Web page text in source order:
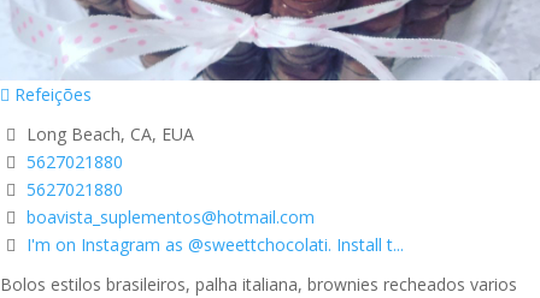
Refeições
Long Beach, CA, EUA
5627021880
5627021880
boavista_suplementos@hotmail.com
I'm on Instagram as @sweettchocolati. Install t...
Bolos estilos brasileiros, palha italiana, brownies recheados varios